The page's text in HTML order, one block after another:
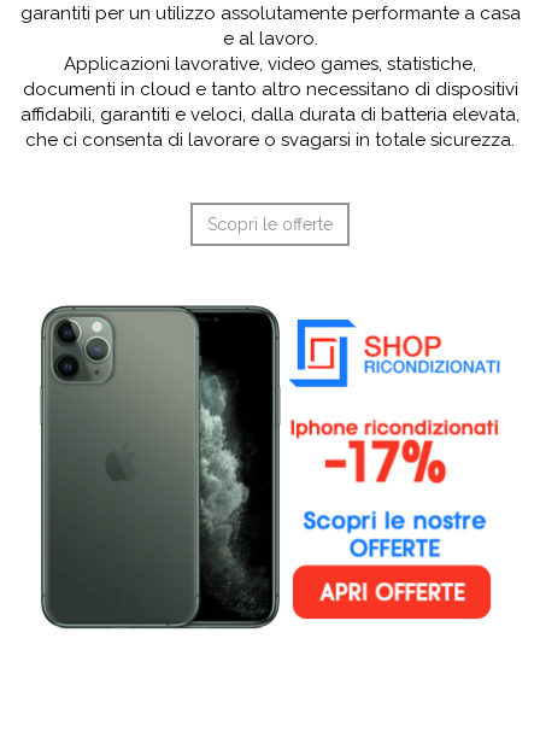
garantiti per un utilizzo assolutamente performante a casa
e al lavoro.
Applicazioni lavorative, video games, statistiche,
documenti in cloud e tanto altro necessitano di dispositivi
affidabili, garantiti e veloci, dalla durata di batteria elevata,
che ci consenta di lavorare o svagarsi in totale sicurezza.
Scopri le offerte